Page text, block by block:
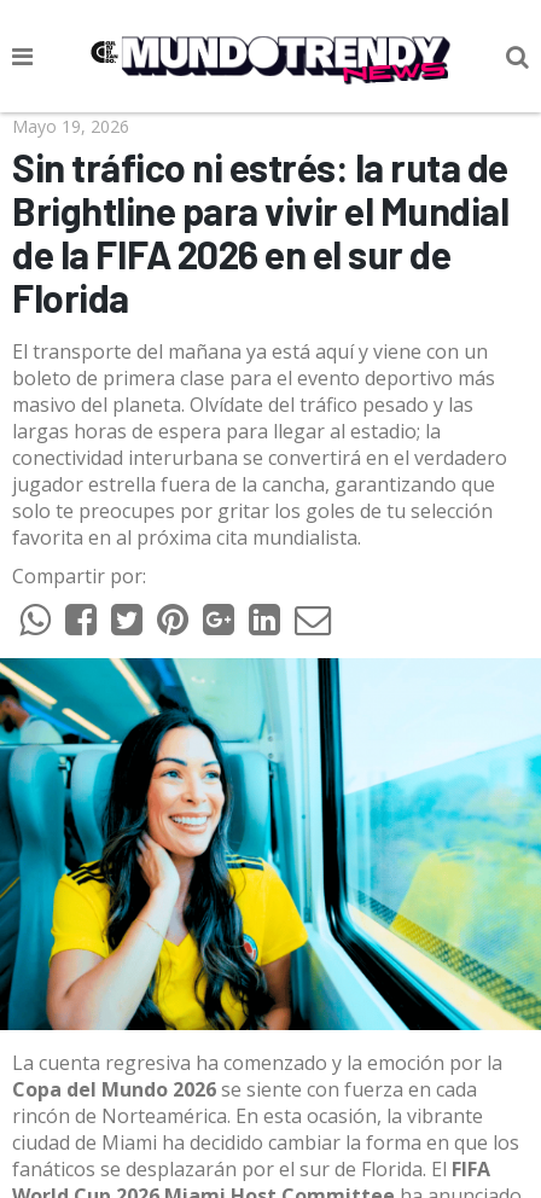
NOTICIAS
CULTURA POP
CIENCIA Y TECNOLOGÍA
VIDA
CULTURIZANDO.COM
Mayo 19, 2026
Sin tráfico ni estrés: la ruta de
Brightline para vivir el Mundial
de la FIFA 2026 en el sur de
Florida
El transporte del mañana ya está aquí y viene con un
boleto de primera clase para el evento deportivo más
masivo del planeta. Olvídate del tráfico pesado y las
largas horas de espera para llegar al estadio; la
conectividad interurbana se convertirá en el verdadero
jugador estrella fuera de la cancha, garantizando que
solo te preocupes por gritar los goles de tu selección
favorita en al próxima cita mundialista.
Compartir por:
La cuenta regresiva ha comenzado y la emoción por la
Copa del Mundo 2026se siente con fuerza en cada
rincón de Norteamérica. En esta ocasión, la vibrante
ciudad de Miami ha decidido cambiar la forma en que los
fanáticos se desplazarán por el sur de Florida. El FIFA